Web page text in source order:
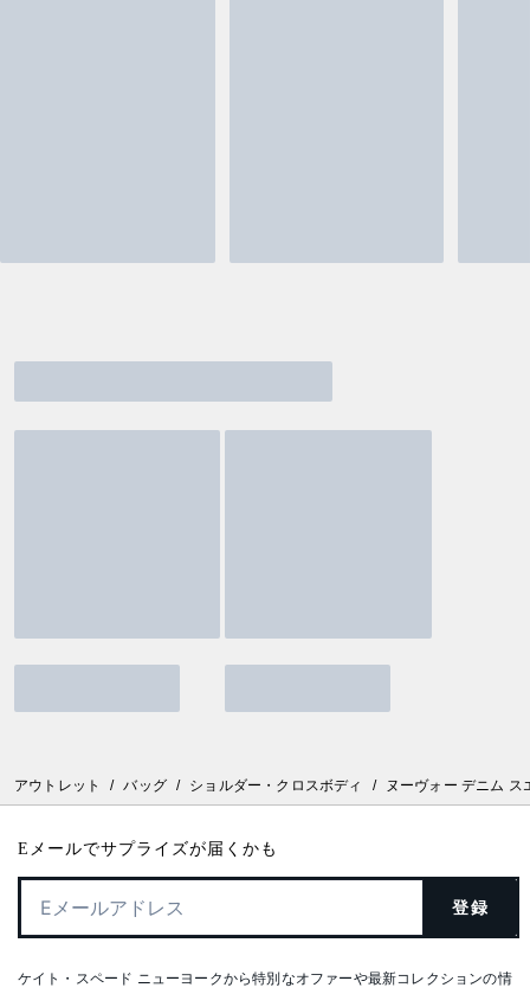
アウトレット / バッグ / ショルダー・クロスボディ / ヌーヴォー デニム ス
Eメールでサプライズが届くかも
登録
ケイト・スペード ニューヨークから特別なオファーや最新コレクションの情